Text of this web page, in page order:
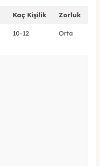
Kaç Kişilik Zorluk
10-12 Orta